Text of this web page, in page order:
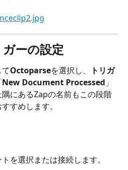
ーの設定
Octoparseを選択し、
トリガ
New Document Processed 」
にあるZapの名前もこの段階
すめします。
を選択または接続します。